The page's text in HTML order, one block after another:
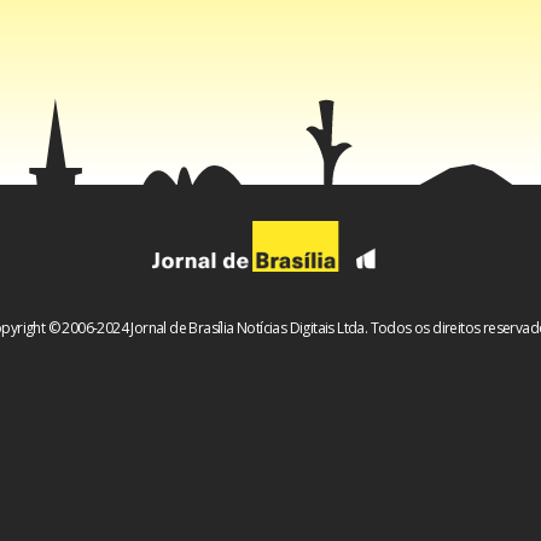
© 2006-2024 Jornal de Brasília Notícias Digitais Ltda. Todos os direitos